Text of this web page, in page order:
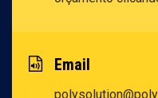
Email